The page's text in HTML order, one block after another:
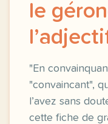
le
"En
"convaincant",
l’avez sans
cette fiche de